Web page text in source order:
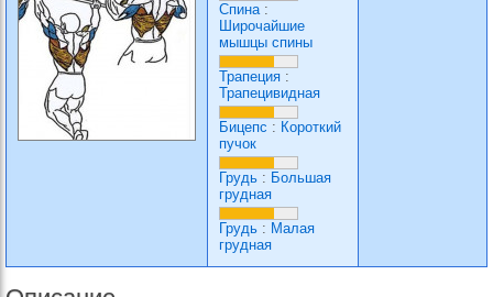
Спина:
Широчайшие
мышцы спины
Трапеция :
Трапецивидная
Бицепс : Короткий
пучок
Грудь : Большая
грудная
Грудь : Малая
грудная